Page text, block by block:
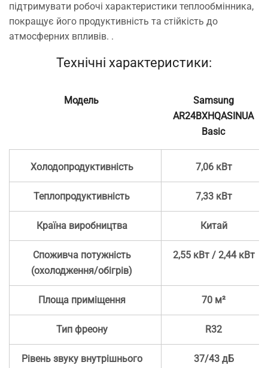
підтримувати робочі характеристики теплообмінника,
покращує його продуктивність та стійкість до
атмосферних впливів. .
Технічні характеристики:
Модель
Samsung
AR24BXHQASINUA
Basic
Холодопродуктивність 7,06 кВт
Теплопродуктивність 7,33 кВт
Країна виробництва Китай
Споживча потужність
(охолодження/обігрів)
2,55 кВт / 2,44 кВт
Площа приміщення 70 м²
Тип фреону R32
Рівень звуку внутрішнього
37/43 дБ